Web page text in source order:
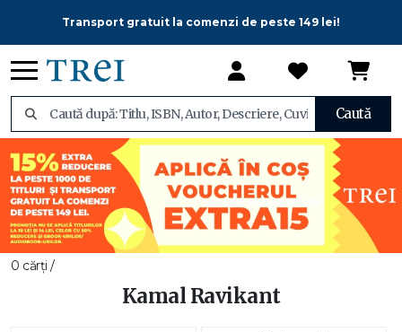
Transport gratuit la comenzi de peste 149 lei!
Caută
0 cărți /
Kamal Ravikant